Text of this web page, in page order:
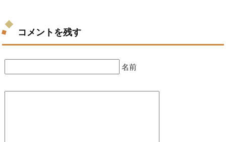
コメントを残す
名前